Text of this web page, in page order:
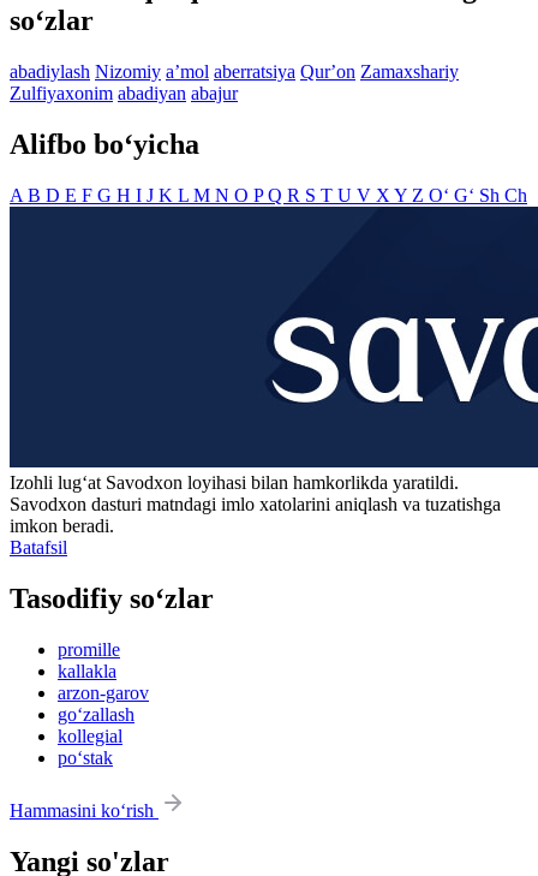
so‘zlar
abadiylash Nizomiy aʼmol aberratsiya Qurʼon Zamaxshariy
Zulfiyaxonim abadiyan abajur
Alifbo bo‘yicha
A B D E F G H I J K L M N O PQ R S T U V X Y Z O‘ G‘ Sh Ch
Izohli lugʻat Savodxon loyihasi bilan hamkorlikda yaratildi.
Savodxon dasturi matndagi imlo xatolarini aniqlash va tuzatishga
imkon beradi.
Batafsil
Tasodifiy so‘zlar
promille
kallakla
arzon-garov
go‘zallash
kollegial
po‘stak
Hammasini ko‘rish
Yangi so'zlar